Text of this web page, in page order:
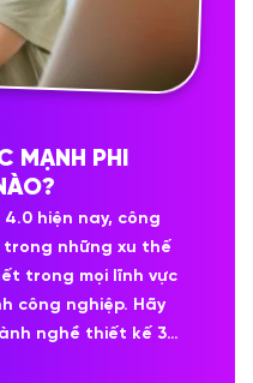
MẠNH PHI
hiện nay, công
trong những xu thế
trong mọi lĩnh vực
công nghiệp. Hãy
nghề thiết kế 3D